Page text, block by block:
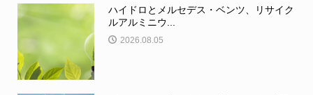
ハイドロとメルセデス・ベンツ、リサイク
ルアルミニウ...
2026.08.05